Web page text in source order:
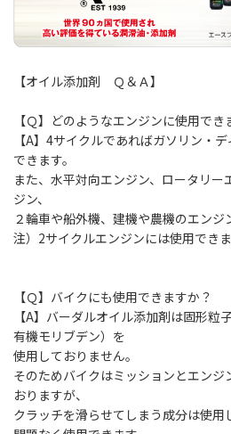
【オイル添加剤 Ｑ＆Ａ】
【Ｑ】どのようなエンジンに使用でき
【A】4サイクルであればガソリン・
できます。
また、水平対向エンジン、ロータリー
ジン、
２輪車や船外機、建機や農機のエンジ
注）2サイクルエンジンには使用できま
【Ｑ】バイクにも使用できますか？
【A】バーダルオイル添加剤は固形粒
有機モリブデン）を
使用しておりません。
そのためバイクはミッションとエンジ
おりますが、
クラッチを滑らせてしまう成分は使用